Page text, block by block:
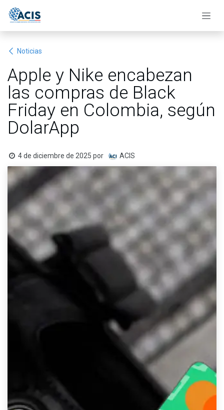
Noticias
Apple y Nike encabezan
las compras de Black
Friday en Colombia, según
DolarApp
4 de diciembre de 2025 por ACIS